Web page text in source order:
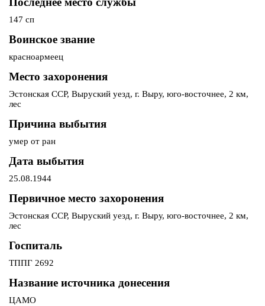
147 сп
Воинское звание
красноармеец
Место захоронения
Эстонская ССР, Выруский уезд, г. Выру, юго-восточнее, 2 км,
лес
Причина выбытия
умер от ран
Дата выбытия
25.08.1944
Первичное место захоронения
Эстонская ССР, Выруский уезд, г. Выру, юго-восточнее, 2 км,
лес
Госпиталь
ТППГ 2692
Название источника донесения
ЦАМО